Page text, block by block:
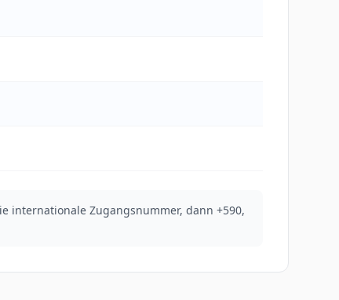
internationale Zugangsnummer, dann +590,